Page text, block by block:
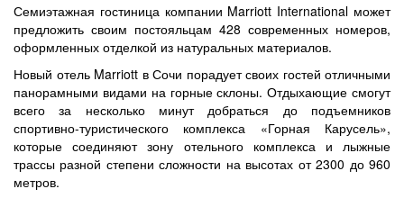
Семиэтажная гостиница компании Marriott International может
предложить своим постояльцам 428 современных номеров,
оформленных отделкой из натуральных материалов.
Новый отель Marriott в Сочи порадует своих гостей отличными
панорамными видами на горные склоны. Отдыхающие смогут
всего за несколько минут добраться до подъемников
спортивно-туристического комплекса «Горная Карусель»,
которые соединяют зону отельного комплекса и лыжные
трассы разной степени сложности на высотах от 2300 до 960
метров.